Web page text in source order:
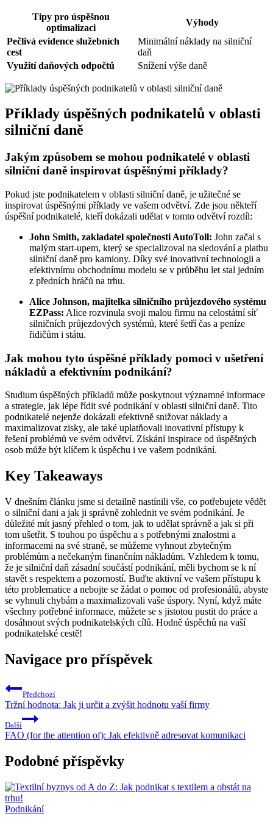
Tipy pro úspěšnou
optimalizaci
Výhody
Pečlivá evidence služebních
cest
Minimální náklady na silniční
daň
Využití daňových odpočtů
Snížení výše daně
Příklady úspěšných podnikatelů v oblasti
silniční daně
Jakým způsobem se mohou podnikatelé v oblasti
silniční daně inspirovat úspěšnými příklady?
Pokud jste podnikatelem v oblasti silniční daně, je užitečné se
inspirovat úspěšnými příklady ve vašem odvětví. Zde jsou někteří
úspěšní podnikatelé, kteří dokázali udělat v tomto odvětví rozdíl:
John Smith, zakladatel společnosti AutoToll: John začal s
malým start-upem, který se specializoval na sledování a platbu
silniční daně pro kamiony. Díky své inovativní technologii a
efektivnímu obchodnímu modelu se v průběhu let stal jedním
z předních hráčů na trhu.
Alice Johnson, majitelka silničního průjezdového systému
EZPass: Alice rozvinula svoji malou firmu na celostátní síť
silničních průjezdových systémů, které šetří čas a peníze
řidičům i státu.
Jak mohou tyto úspěšné příklady pomoci v ušetření
nákladů a efektivním podnikání?
Studium úspěšných příkladů může poskytnout významné informace
a strategie, jak lépe řídit své podnikání v oblasti silniční daně. Tito
podnikatelé nejenže dokázali efektivně snižovat náklady a
maximalizovat zisky, ale také uplatňovali inovativní přístupy k
řešení problémů ve svém odvětví. Získání inspirace od úspěšných
osob může být klíčem k úspěchu i ve vašem podnikání.
Key Takeaways
V dnešním článku jsme si detailně nastínili vše, co potřebujete vědět
o silniční dani a jak ji správně zohlednit ve svém podnikání. Je
důležité mít jasný přehled o tom, jak to udělat správně a jak si při
tom ušetřit. S touhou po úspěchu a s potřebnými znalostmi a
informacemi na své straně, se můžeme vyhnout zbytečným
problémům a nečekaným finančním nákladům. Vzhledem k tomu,
že je silniční daň zásadní součástí podnikání, měli bychom se k ní
stavět s respektem a pozorností. Buďte aktivní ve vašem přístupu k
této problematice a nebojte se žádat o pomoc od profesionálů, abyste
se vyhnuli chybám a maximalizovali vaše úspory. Nyní, když máte
všechny potřebné informace, můžete se s jistotou pustit do práce a
dosáhnout svých podnikatelských cílů. Hodně úspěchů na vaší
podnikatelské cestě!
Navigace pro příspěvek
Předchozí
Tržní hodnota: Jak ji určit a zvýšit hodnotu vaší firmy
Další
FAO (for the attention of): Jak efektivně adresovat komunikaci
Podobné příspěvky
Podnikání